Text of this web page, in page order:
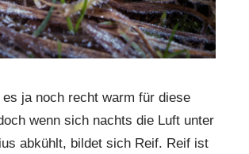
es ja noch recht warm für diese
wenn sich nachts die Luft unter
abkühlt, bildet sich Reif. Reif ist